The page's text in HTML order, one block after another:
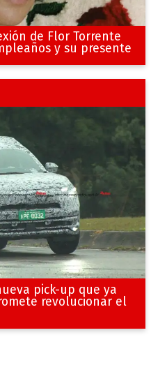
de Flor Torrente
y su presente
pick-up que ya
revolucionar el